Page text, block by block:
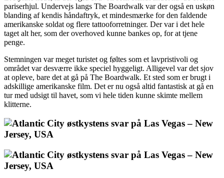
pariserhjul. Undervejs langs The Boardwalk var der også en uskøn
blanding af kendis håndaftryk, et mindesmærke for den faldende
amerikanske soldat og flere tattooforretninger. Der var i det hele
taget alt her, som der overhoved kunne bankes op, for at tjene
penge.
Stemningen var meget turistet og føltes som et lavpristivoli og
området var desværre ikke speciel hyggeligt. Alligevel var det sjov
at opleve, bare det at gå på The Boardwalk. Et sted som er brugt i
adskillige amerikanske film. Det er nu også altid fantastisk at gå en
tur med udsigt til havet, som vi hele tiden kunne skimte mellem
klitterne.